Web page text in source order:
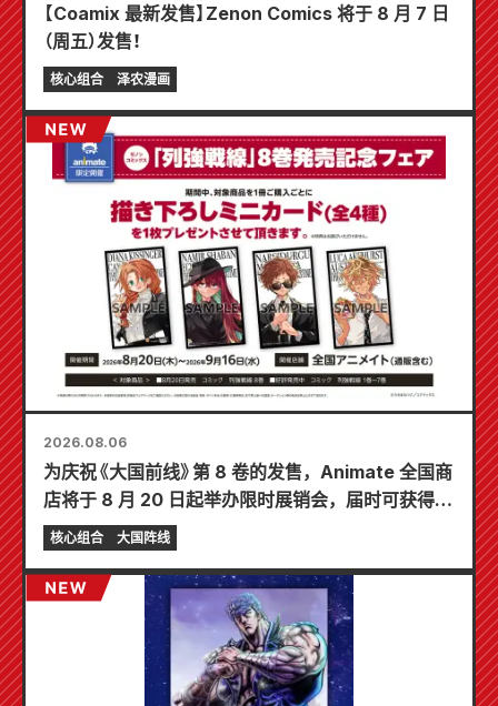
【Coamix 最新发售】Zenon Comics 将于 8 月 7 日
（周五）发售！
核心组合 泽农漫画
2026.08.06
为庆祝《大国前线》第 8 卷的发售，Animate 全国商
店将于 8 月 20 日起举办限时展销会，届时可获得特
制迷你卡片（共 4 种）！
核心组合 大国阵线